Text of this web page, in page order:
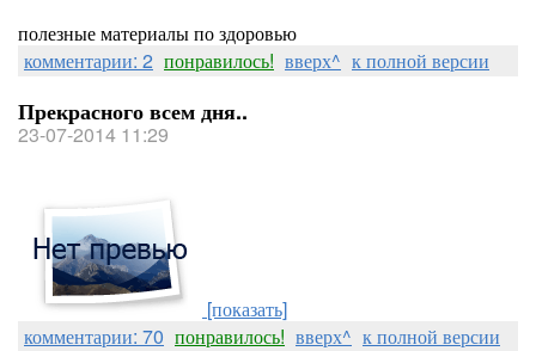
полезные материалы по здоровью
комментарии: 2 понравилось! вверх^ к полной версии
Прекрасного всем дня..
23-07-2014 11:29
[показать]
комментарии: 70 понравилось! вверх^ к полной версии